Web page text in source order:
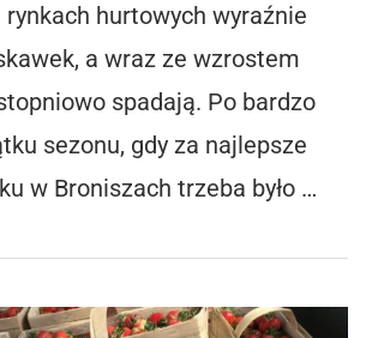
rynkach hurtowych wyraźnie
a wraz ze wzrostem
spadają. Po bardzo
sezonu, gdy za najlepsze
w Broniszach trzeba było …